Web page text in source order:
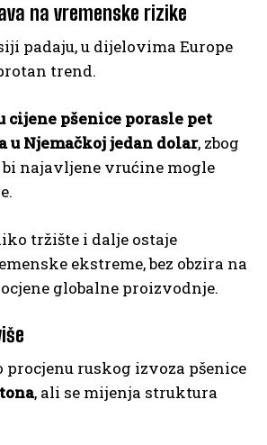
na vremenske rizike
padaju, u dijelovima Europe
trend.
cijene pšenice porasle pet
u Njemačkoj jedan dolar, zbog
najavljene vrućine mogle
tržište i dalje ostaje
ekstreme, bez obzira na
globalne proizvodnje.
procjenu ruskog izvoza pšenice
, ali se mijenja struktura